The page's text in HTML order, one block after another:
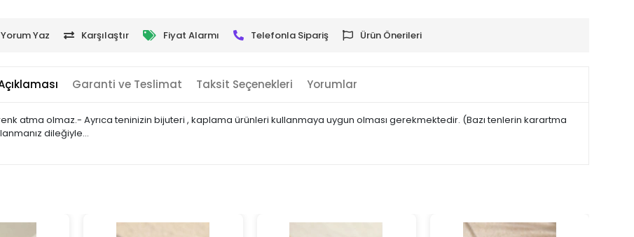
Yorum Yaz Karşılaştır Fiyat Alarmı Telefonla Sipariş Ürün Önerileri
Garanti ve Teslimat Taksit Seçenekleri Yorumlar
atma olmaz.- Ayrıca teninizin bijuteri , kaplama ürünleri kullanmaya uygun olması gerekmektedir. (Bazı tenlerin karartma
dileğiyle…